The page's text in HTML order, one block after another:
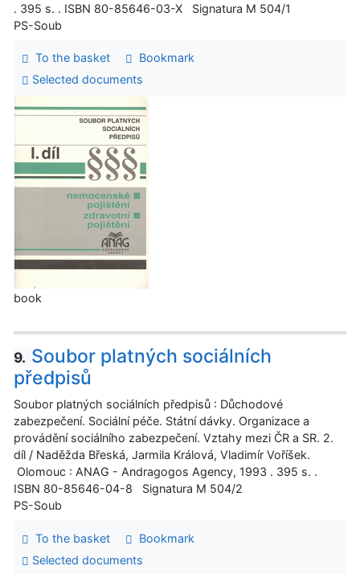
. 395 s. . ISBN 80-85646-03-X Signatura M 504/1
PS-Soub
To the basket
Bookmark
Selected documents
book
9. Soubor platných sociálních
předpisů
Soubor platných sociálních předpisů : Důchodové
zabezpečení. Sociální péče. Státní dávky. Organizace a
provádění sociálního zabezpečení. Vztahy mezi ČR a SR. 2.
díl / Naděžda Břeská, Jarmila Králová, Vladimír Voříšek.
Olomouc : ANAG - Andragogos Agency, 1993 . 395 s. .
ISBN 80-85646-04-8 Signatura M 504/2
PS-Soub
To the basket
Bookmark
Selected documents